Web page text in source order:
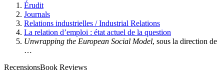
Érudit
Journals
Relations industrielles / Industrial Relations
La relation d’emploi : état actuel de la question
Unwrapping the European Social Model, sous la direction de
…
RecensionsBook Reviews